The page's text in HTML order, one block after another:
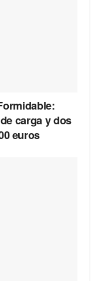
carga y dos
euros